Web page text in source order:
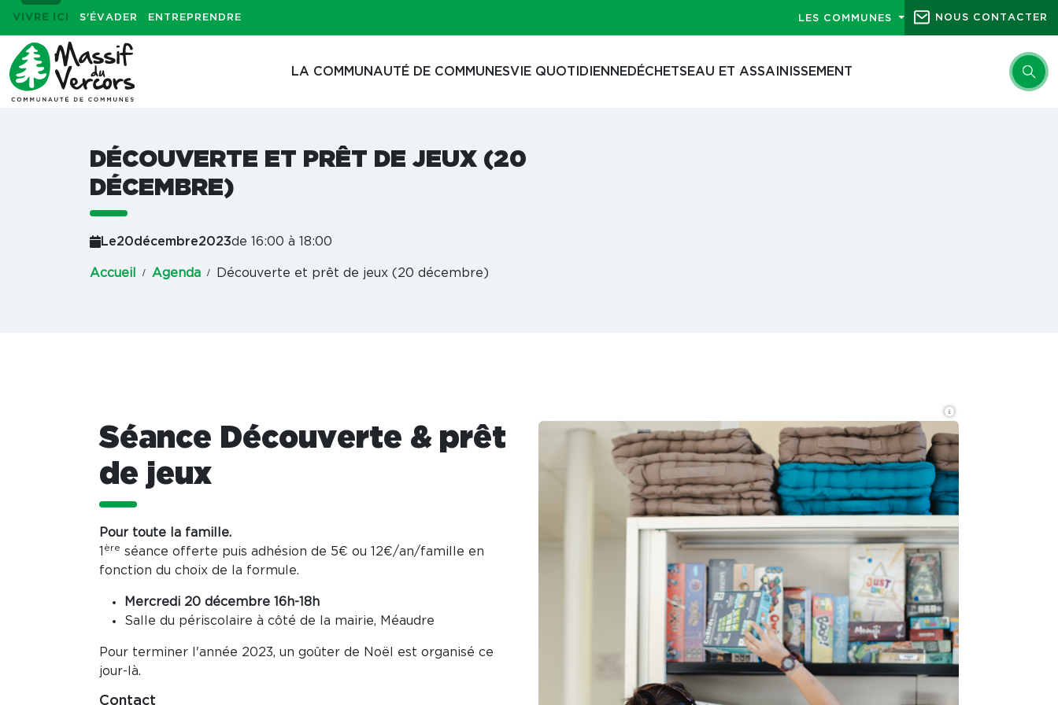
VIVRE ICI S'ÉVADER ENTREPRENDRE LES COMMUNES NOUS CONTACTER
LA COMMUNAUTÉ DE COMMUNESVIE QUOTIDIENNEDÉCHETS EAU ET ASSAINISSEMENT
DÉCOUVERTE ET PRÊT DE JEUX (20
DÉCEMBRE)
Le20décembre2023de 16:00 à 18:00
Accueil Agenda Découverte et prêt de jeux (20 décembre)
Séance Découverte & prêt
de jeux
Pour toute la famille.
1 ère séance offerte puis adhésion de 5€ ou 12€/an/famille en
fonction du choix de la formule.
Mercredi 20 décembre 16h-18h
Salle du périscolaire à côté de la mairie, Méaudre
Pour terminer l'année 2023, un goûter de Noël est organisé ce
jour-là.
Contact